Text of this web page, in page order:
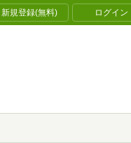
新規登録(無料) ログイン